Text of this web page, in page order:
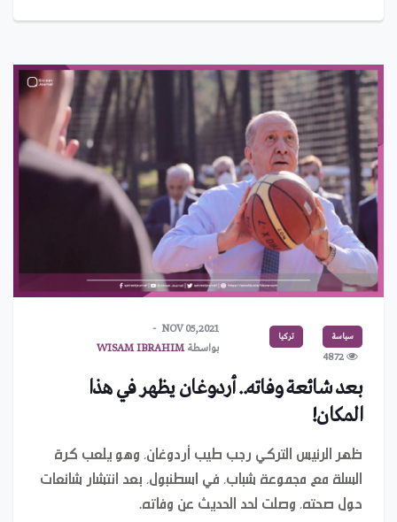
سياسة تركيا
4872
NOV 05,2021
بواسطةWISAM IBRAHIM
بعد شائعة وفاته.. أردوغان يظهر في هذا
المكان!
ظهر الرئيس التركي رجب طيب أردوغان، وهو يلعب كرة
السلة مع مجموعة شباب، في اسطنبول، بعد انتشار شائعات
حول صحته، وصلت لحد الحديث عن وفاته.